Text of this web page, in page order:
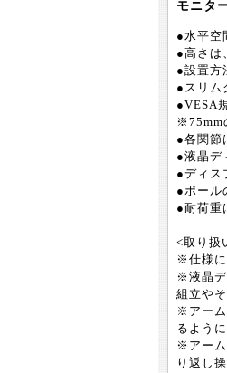
モニタ
●水平空
●高さは
●設置方
●スリム
●VESA
※75mm
●各関節
●液晶デ
●ディス
●ポール
●耐荷重
<取り扱
※仕様に
※液晶デ
組立や
※アーム
るよう
※アーム
り返し